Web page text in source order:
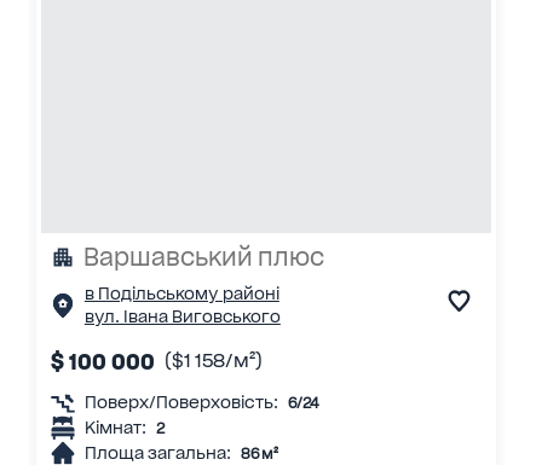
Варшавський плюс
в Подільському районі
вул. Івана Виговського
$ 100 000 ($1 158/м²)
Поверх/Поверховість: 6/24
Кімнат: 2
Площа загальна: 86 м²